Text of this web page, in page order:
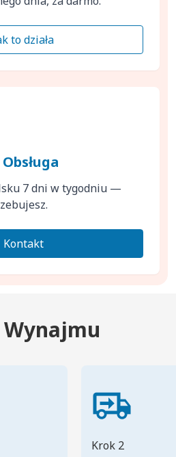
to działa
7 dni w tygodniu —
Kontakt
Krok 2